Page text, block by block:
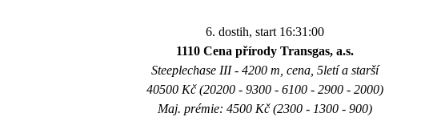
6. dostih, start 16:31:00
1110 Cena přírody Transgas, a.s.
Steeplechase III - 4200 m, cena, 5letí a starší
40500 Kč (20200 - 9300 - 6100 - 2900 - 2000)
Maj. prémie: 4500 Kč (2300 - 1300 - 900)